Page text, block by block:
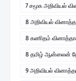
7 சமூக அறிவியல்
8 அறிவியல்
8 கணிதம்
8 தமிழ் ஆன்லைன்
9 அறிவியல்